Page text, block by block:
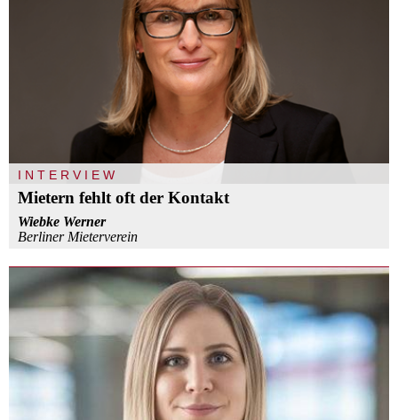
INTERVIEW
Mietern fehlt oft der Kontakt
Wiebke Werner
Berliner Mieterverein